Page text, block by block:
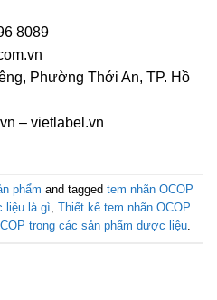
8089
Phường Thới An, TP. Hồ
– vietlabel.vn
phẩm and tagged tem nhãn OCOP
liệu là gì,
Thiết kế tem nhãn OCOP
trong các sản phẩm dược liệu.